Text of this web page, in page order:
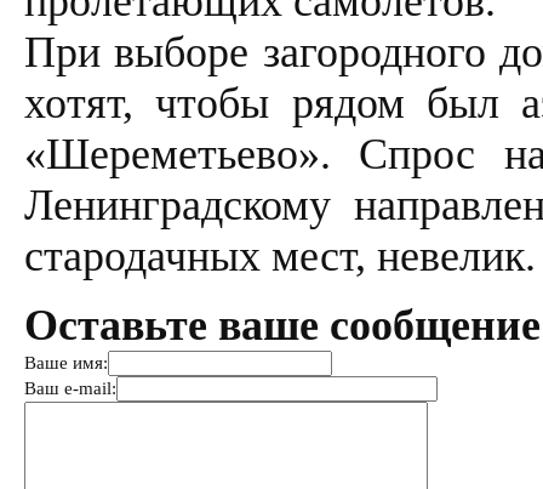
При выборе загородного
хотят, чтобы рядом был
«Шереметьево». Спрос
Ленинградскому
стародачных мест, невелик.
Оставьте ваше
Ваше имя:
Ваш e-mail: